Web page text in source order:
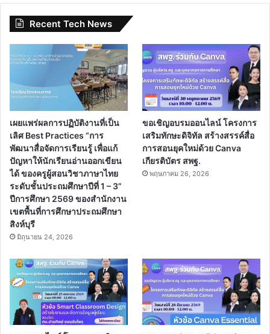
Recent Tech News
เผยแพร่ผลการปฏิบัติงานที่เป็น
เลิศ Best Practices “การ
พัฒนาสื่อจัดการเรียนรู้ เพื่อแก้
ปัญหาให้นักเรียนอ่านออกเขียน
ได้ ของครูผู้สอนวิชาภาษาไทย
ระดับชั้นประถมศึกษาปีที่ 1 – 3”
ปีการศึกษา 2569 ของสำนักงาน
เขตพื้นที่การศึกษาประถมศึกษา
สิงห์บุรี
มิถุนายน 24, 2026
ขอเชิญอบรมออนไลน์ โครงการ
เสริมทักษะดิจิทัล สร้างสรรค์สื่อ
การสอนยุคใหม่ด้วย Canva
เกียรติบัตร สพฐ.
พฤษภาคม 26, 2026